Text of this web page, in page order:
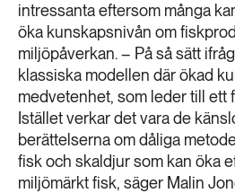
intressanta eftersom många
öka kunskapsnivån om
miljöpåverkan. – På så sätt
klassiska modellen där ökad
medvetenhet, som leder till ett
Istället verkar det vara de
berättelserna om dåliga
fisk och skaldjur som kan öka
miljömärkt fisk, säger Malin